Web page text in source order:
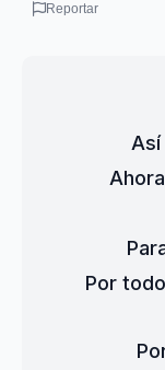
Reportar
Por